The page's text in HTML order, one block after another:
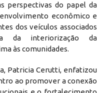
perspectivas do papel da
econômico e
dos veículos associados
da interiorização da
às comunidades.
Patricia Cerutti, enfatizou
ao promover a conexão